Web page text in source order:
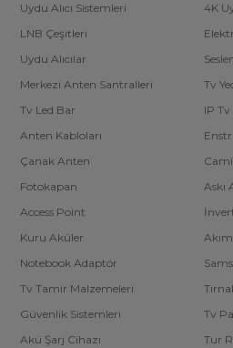
Uydu Alıcı Sistemleri
4K
LNB Çeşitleri
Uydu Alıcılar
Merkezi Anten Santralleri
Tv
Tv Led Bar
IP
Anten Kabloları
Çanak Anten
Fotokapan
Askı
Access Point
Kuru Aküler
Notebook Adaptör
Tv Tamir Malzemeleri
Güvenlik Sistemleri
Tv
Akü Şarj Cihazı
Tur